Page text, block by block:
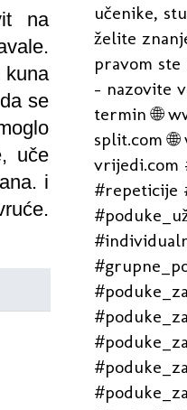
na
se
uče
i
učenike,
želite
pravom ste
- nazovite
termin 🌐
split.com
vrijedi.com
#repeticije